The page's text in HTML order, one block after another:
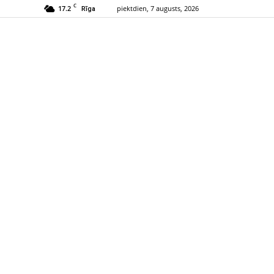
17.2 C Rīga piektdien, 7 augusts, 2026